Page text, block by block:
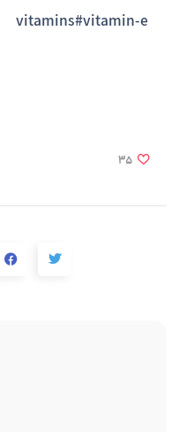
vitamins#vitamin-e
35